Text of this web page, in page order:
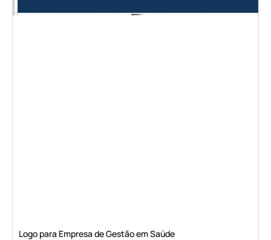
Logo para Empresa de Gestão em Saúde